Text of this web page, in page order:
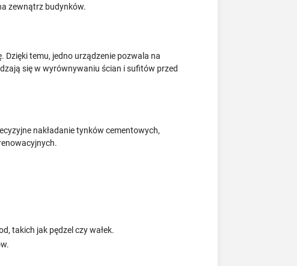
zewnątrz budynków.
Dzięki temu, jedno urządzenie pozwala na
się w wyrównywaniu ścian i sufitów przed
nakładanie tynków cementowych,
takich jak pędzel czy wałek.